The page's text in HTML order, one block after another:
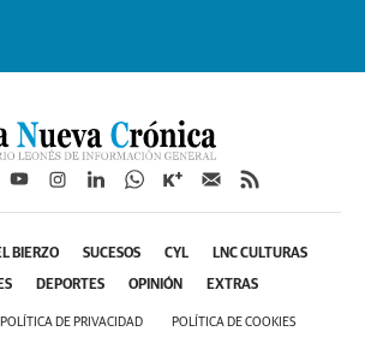
BIERZO SUCESOS CYL LNC CULTURAS
DEPORTES OPINIÓN EXTRAS
POLÍTICA DE PRIVACIDAD POLÍTICA DE COOKIES